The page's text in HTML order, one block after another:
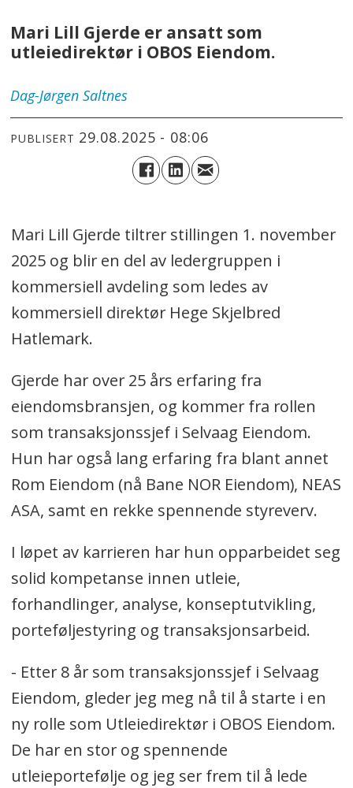
Mari Lill Gjerde er ansatt som
utleiedirektør i OBOS Eiendom.
Dag-Jørgen Saltnes
PUBLISERT 29.08.2025 - 08:06
Mari Lill Gjerde tiltrer stillingen 1. november
2025 og blir en del av ledergruppen i
kommersiell avdeling som ledes av
kommersiell direktør Hege Skjelbred
Hatlemark.
Gjerde har over 25 års erfaring fra
eiendomsbransjen, og kommer fra rollen
som transaksjonssjef i Selvaag Eiendom.
Hun har også lang erfaring fra blant annet
Rom Eiendom (nå Bane NOR Eiendom), NEAS
ASA, samt en rekke spennende styreverv.
I løpet av karrieren har hun opparbeidet seg
solid kompetanse innen utleie,
forhandlinger, analyse, konseptutvikling,
porteføljestyring og transaksjonsarbeid.
- Etter 8 år som transaksjonssjef i Selvaag
Eiendom, gleder jeg meg nå til å starte i en
ny rolle som Utleiedirektør i OBOS Eiendom.
De har en stor og spennende
utleieportefølje og jeg ser frem til å lede